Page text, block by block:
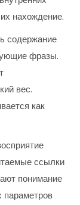
нахождение.
содержание
фразы.
вес.
как
ссылки
понимание
параметров